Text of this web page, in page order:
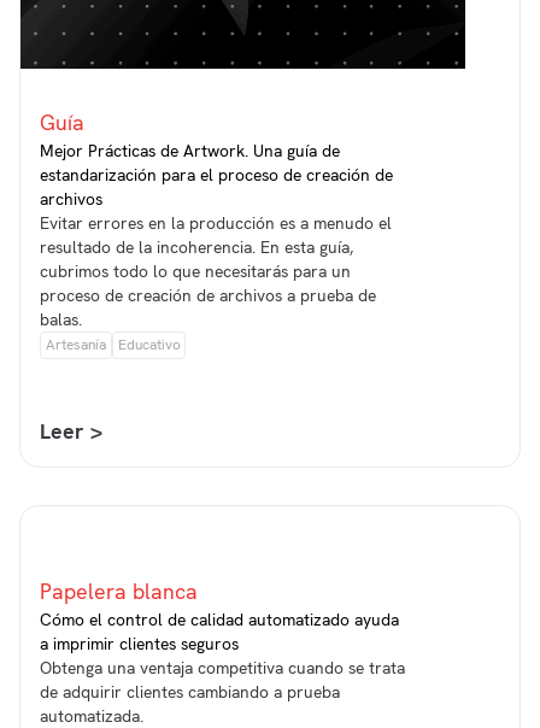
Guía
Mejor Prácticas de Artwork. Una guía de
estandarización para el proceso de creación de
archivos
Evitar errores en la producción es a menudo el
resultado de la incoherencia. En esta guía,
cubrimos todo lo que necesitarás para un
proceso de creación de archivos a prueba de
balas.
Artesanía Educativo
Leer >
Papelera blanca
Cómo el control de calidad automatizado ayuda
a imprimir clientes seguros
Obtenga una ventaja competitiva cuando se trata
de adquirir clientes cambiando a prueba
automatizada.